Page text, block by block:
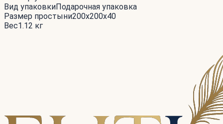
Вид упаковкиПодарочная упаковка
Размер простыни200x200x40
Вес1.12 кг